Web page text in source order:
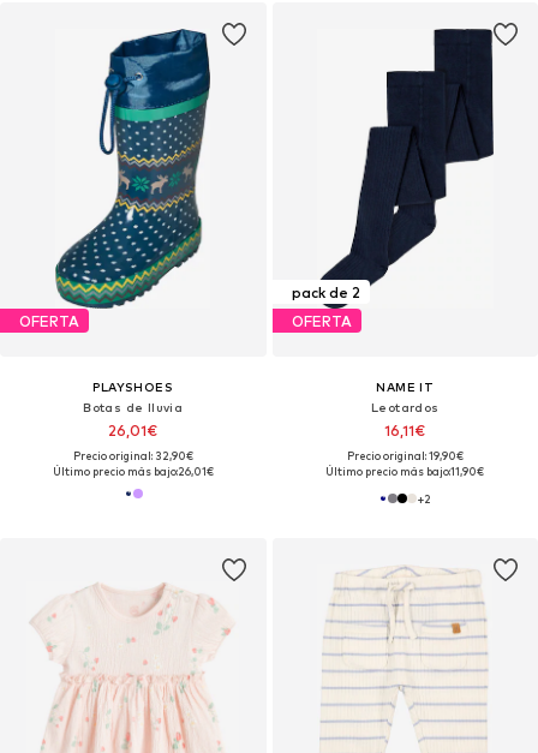
OFERTA
PLAYSHOES
Botas de lluvia
26,01€
Precio original: 32,90€
Último precio más bajo:26,01€
pack de 2
OFERTA
NAME IT
Leotardos
16,11€
Precio original: 19,90€
Último precio más bajo:11,90€
+2